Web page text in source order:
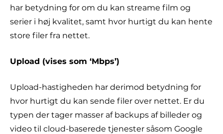
har betydning for om du kan streame film og
serier i høj kvalitet, samt hvor hurtigt du kan hente
store filer fra nettet.
Upload (vises som ‘Mbps’)
Upload-hastigheden har derimod betydning for
hvor hurtigt du kan sende filer over nettet. Er du
typen der tager masser af backups af billeder og
video til cloud-baserede tjenester såsom Google